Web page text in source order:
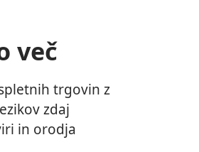
več
trgovin z
zdaj
in orodja